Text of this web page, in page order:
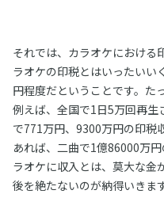
それでは、カラオケにおける
ラオケの印税とはいったいい
円程度だということです。た
例えば、全国で1日5万回再生
で771万円、9300万円の印税
あれば、二曲で1億86000万
ラオケに収入とは、莫大な金
後を絶たないのが納得いきま